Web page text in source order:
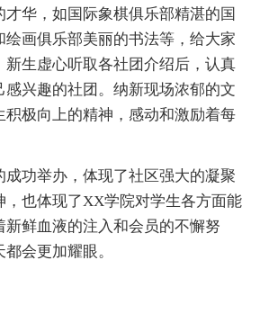
华，如国际象棋俱乐部精湛的国
绘画俱乐部美丽的书法等，给大家
新生虚心听取各社团介绍后，认真
感兴趣的社团。纳新现场浓郁的文
积极向上的精神，感动和激励着每
功举办，体现了社区强大的凝聚
，也体现了XX学院对学生各方面能
新鲜血液的注入和会员的不懈努
会更加耀眼。